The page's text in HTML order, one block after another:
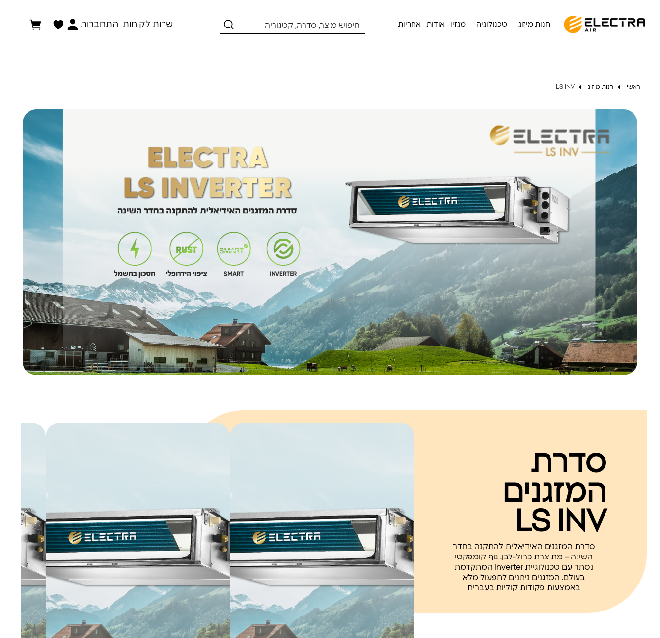
חנות מיזוג טכנולוגיה מגזין אודות אחריות שרות לקוחות התחברות
ראשי חנות מיזוג LS INV
סדרת
המזגנים
LS INV
סדרת המזגנים האידיאלית להתקנה בחדר
השינה – מתוצרת כחול-לבן. גוף קומפקטי
נסתר עם טכנולוגיית Inverter המתקדמת
בעולם. המזגנים ניתנים לתפעול מלא
באמצעות פקודות קוליות בעברית